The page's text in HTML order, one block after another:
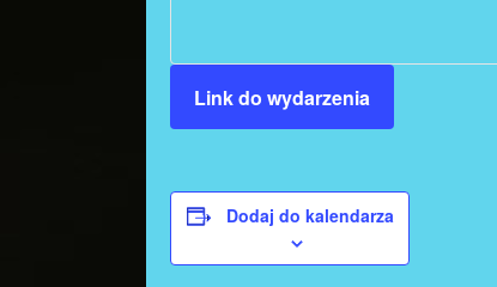
Link do wydarzenia
Dodaj do kalendarza